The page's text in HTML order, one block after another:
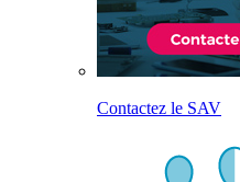
Contactez le SAV